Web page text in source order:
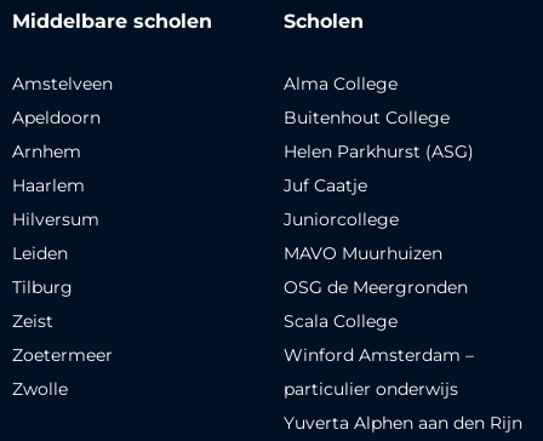
Middelbare scholen
Amstelveen
Apeldoorn
Arnhem
Haarlem
Hilversum
Leiden
Tilburg
Zeist
Zoetermeer
Zwolle
Scholen
Alma College
Buitenhout College
Helen Parkhurst (ASG)
Juf Caatje
Juniorcollege
MAVO Muurhuizen
OSG de Meergronden
Scala College
Winford Amsterdam –
particulier onderwijs
Yuverta Alphen aan den Rijn